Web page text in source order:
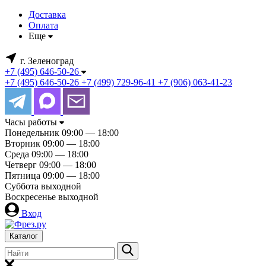
Доставка
Оплата
Еще
г. Зеленоград
+7 (495) 646-50-26
+7 (495) 646-50-26 +7 (499) 729-96-41 +7 (906) 063-41-23
Часы работы
Понедельник 09:00 — 18:00
Вторник 09:00 — 18:00
Среда 09:00 — 18:00
Четверг 09:00 — 18:00
Пятница 09:00 — 18:00
Суббота выходной
Воскресенье выходной
Вход
Каталог